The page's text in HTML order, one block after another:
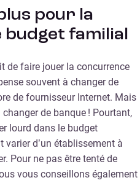
pour la
familial
de faire jouer la concurrence
souvent à changer de
de fournisseur Internet. Mais
de banque ! Pourtant,
lourd dans le budget
varier d’un établissement à
Pour ne pas être tenté de
vous conseillons également